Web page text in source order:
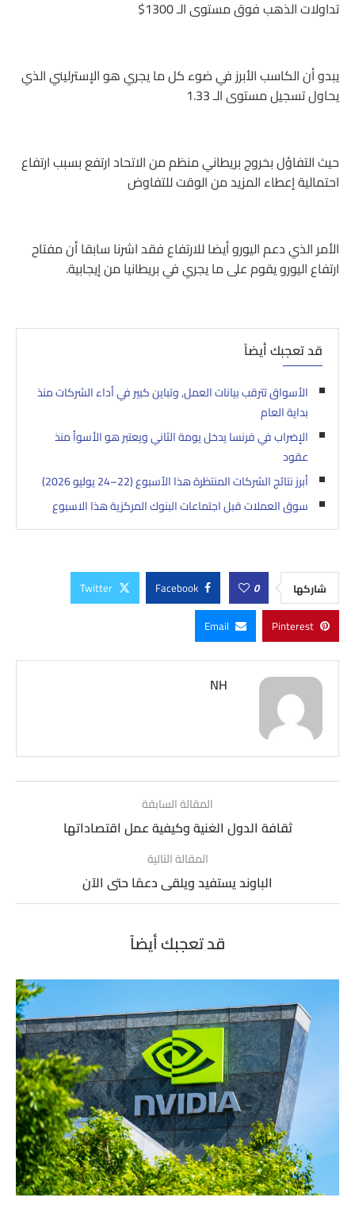
تداولات الذهب فوق مستوى الـ 1300$
يبدو أن الكاسب الأبرز في ضوء كل ما يجري هو الإسترليني الذي
يحاول تسجيل مستوى الـ 1.33
حيث التفاؤل بخروج بريطاني منظم من الاتحاد ارتفع بسبب ارتفاع
احتمالية إعطاء المزيد من الوقت للتفاوض
الأمر الذي دعم اليورو أيضا للارتفاع فقد اشرنا سابقا أن مفتاح
ارتفاع اليورو يقوم على ما يجري في بريطانيا من إيجابية.
قد تعجبك أيضاً
الأسواق تترقب بيانات العمل, وتباين كبير في أداء الشركات منذ
بداية العام
الإضراب في فرنسا يدخل يومة الثاني ويعتبر هو الأسوأ منذ
عقود
أبرز نتائج الشركات المنتظرة هذا الأسبوع (22–24 يوليو 2026)
سوق العملات قبل اجتماعات البنوك المركزية هذا الاسبوع
شاركها 0
Facebook
Twitter
Pinterest
Email
NH
المقالة السابقة
ثقافة الدول الغنية وكيفية عمل اقتصاداتها
المقالة التالية
الباوند يستفيد ويلقى دعمًا حتى الآن
قد تعجبك أيضاً